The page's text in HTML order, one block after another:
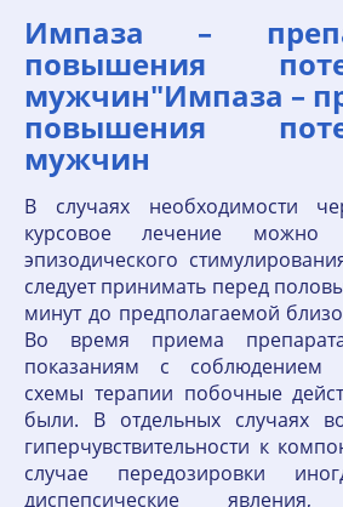
Импаза –
повышения
мужчин"Импаза –
повышения
мужчин
В случаях необходимости
курсовое лечение можно
эпизодического
следует принимать перед
минут до предполагаемой
Во время приема
показаниям с соблюдением
схемы терапии побочные
были. В отдельных случаях
гиперчувствительности к
случае передозировки
диспепсические